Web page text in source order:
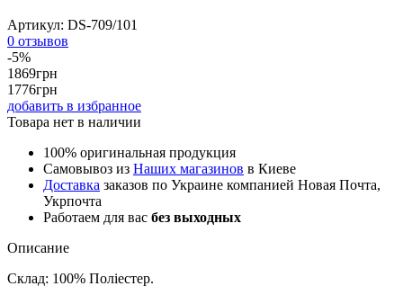
Артикул: DS-709/101
0 отзывов
-5%
1869грн
1776грн
добавить в избранное
Товара нет в наличии
100% оригинальная продукция
Самовывоз из Наших магазинов в Киеве
Доставка заказов по Украине компанией Новая Почта,
Укрпочта
Работаем для вас без выходных
Описание
Склад: 100% Поліестер.